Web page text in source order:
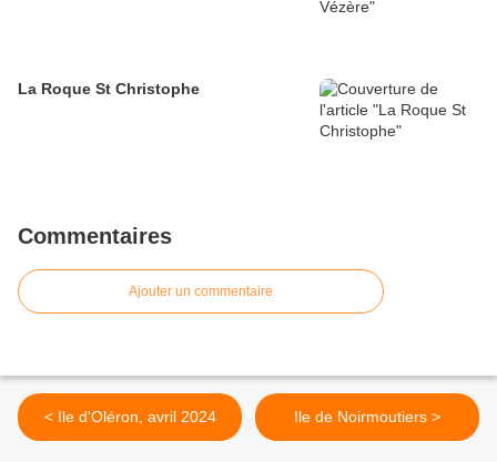
La Roque St Christophe
Commentaires
Ajouter un commentaire
< Ile d'Oléron, avril 2024 Ile de Noirmoutiers >